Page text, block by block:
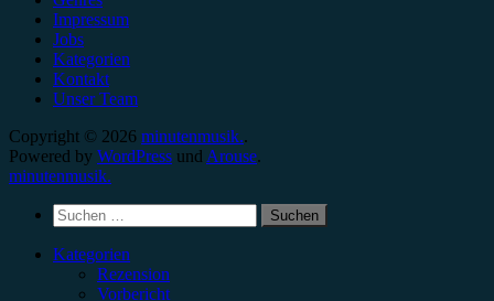
Impressum
Jobs
Kategorien
Kontakt
Unser Team
Copyright © 2026 minutenmusik..
Powered by WordPress und Arouse.
minutenmusik.
Suchen
nach:
Kategorien
Rezension
Vorbericht